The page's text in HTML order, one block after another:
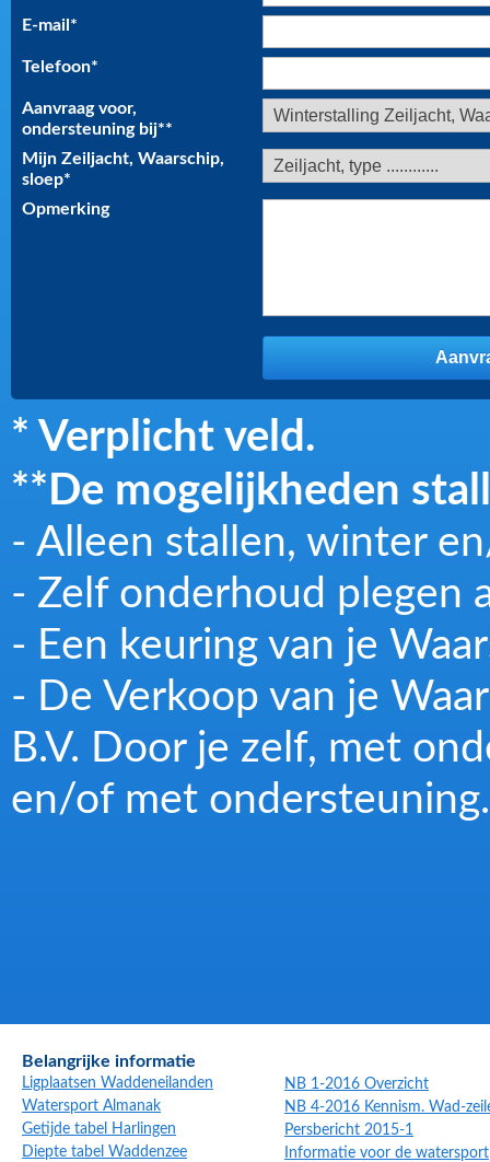
E-mail *
Telefoon*
Aanvraag voor,
ondersteuning bij**
Mijn Zeiljacht, Waarschip,
sloep*
Opmerking
* Verplicht veld.
**De mogelijkheden
- Alleen stallen, winter
- Zelf onderhoud plegen
- Een keuring van je
- De Verkoop van je
B.V. Door je zelf, met
en/of met ondersteuning.
Belangrijke informatie
Ligplaatsen Waddeneilanden
Watersport Almanak
Getijde tabel Harlingen
Diepte tabel Waddenzee
NB 1-2016 Overzicht
NB 4-2016 Kennism. Wad-
Persbericht 2015-1
Informatie voor de watersport